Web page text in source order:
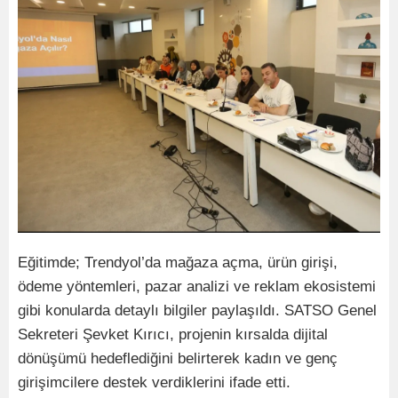
Eğitimde; Trendyol’da mağaza açma, ürün girişi,
ödeme yöntemleri, pazar analizi ve reklam ekosistemi
gibi konularda detaylı bilgiler paylaşıldı. SATSO Genel
Sekreteri Şevket Kırıcı, projenin kırsalda dijital
dönüşümü hedeflediğini belirterek kadın ve genç
girişimcilere destek verdiklerini ifade etti.